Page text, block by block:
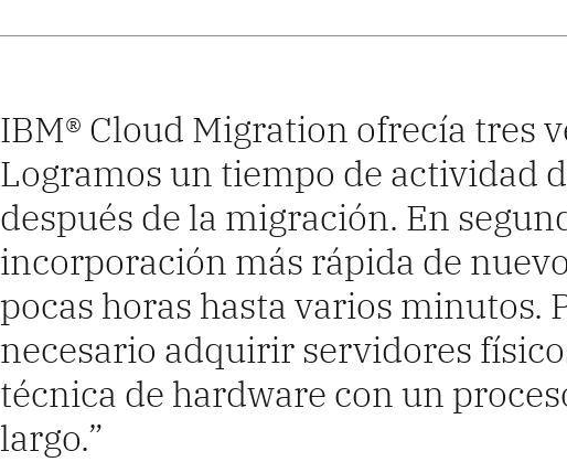
IBM® Cloud Migration ofrecía tres
Logramos un tiempo de actividad
después de la migración. En
incorporación más rápida de
pocas horas hasta varios minutos.
necesario adquirir servidores
técnica de hardware con un
largo.